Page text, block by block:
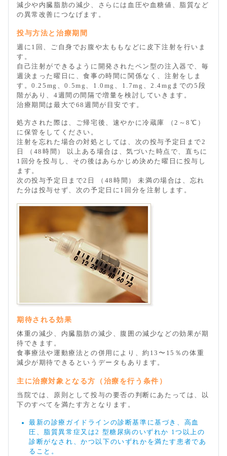
減少や内臓脂肪の減少、さらには血圧や血糖値、脂質など
の異常改善につなげます。
投与方法と治療期間
週に1回、ご自身でお腹や太ももなどに皮下注射を行いま
す。
自己注射ができるように開発されたペン型の注入器で、毎
週決まった曜日に、食事の時間に関係なく、注射をしま
す。0.25mg、0.5mg、1.0mg、1.7mg、2.4mgまでの5段
階があり、4週間の間隔で増量を検討していきます。
治療期間は最大で68週間が目安です。
処方された際は、ご帰宅後、速やかに冷蔵庫 （2～8℃）
に保管をしてください。
注射を忘れた場合の対処としては、次の投与予定日まで2
日 （48時間） 以上ある場合は、気づいた時点で、直ちに
1回分を投与し、その後はあらかじめ決めた曜日に投与し
ます。
次の投与予定日まで2日 （48時間） 未満の場合は、忘れ
た分は投与せず、次の予定日に1回分を注射します。
期待される効果
体重の減少、内臓脂肪の減少、腹囲の減少などの効果が期
待できます。
食事療法や運動療法との併用により、約13〜15％の体重
減少が期待できるというデータもあります。
主に治療対象となる方（治療を行う条件）
当院では、原則として投与の要否の判断にあたっては、以
下のすべてを満たす方となります。
最新の診療ガイドラインの診断基準に基づき、高血
圧、脂質異常症又は2 型糖尿病のいずれか 1つ以上の
診断がなされ、かつ以下のいずれかを満たす患者であ
ること。